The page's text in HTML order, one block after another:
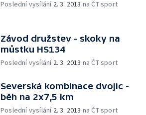
Poslední vysílání 2. 3. 2013 na ČT sport
Závod družstev - skoky na
můstku HS134
Poslední vysílání 2. 3. 2013 na ČT sport
Severská kombinace dvojic -
běh na 2x7,5 km
Poslední vysílání 2. 3. 2013 na ČT sport